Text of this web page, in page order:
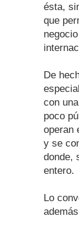
ésta,
que
De
con
poco
operan
y se
donde,
entero.
Lo